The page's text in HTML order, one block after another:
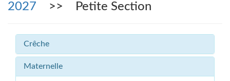
2027
>> Petite Section
Crêche
Maternelle